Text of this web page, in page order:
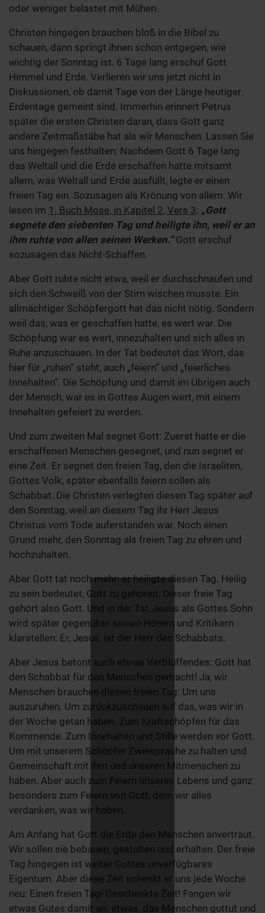
oder weniger belastet mit Mühen.
Christen hingegen brauchen bloß in die Bibel zu
schauen, dann springt ihnen schon entgegen, wie
wichtig der Sonntag ist. 6 Tage lang erschuf Gott
Himmel und Erde. Verlieren wir uns jetzt nicht in
Diskussionen, ob damit Tage von der Länge heutiger
Erdentage gemeint sind. Immerhin erinnert Petrus
später die ersten Christen daran, dass Gott ganz
andere Zeitmaßstäbe hat als wir Menschen. Lassen Sie
uns hingegen festhalten: Nachdem Gott 6 Tage lang
das Weltall und die Erde erschaffen hatte mitsamt
allem, was Weltall und Erde ausfüllt, legte er einen
freien Tag ein. Sozusagen als Krönung von allem. Wir
lesen im 1. Buch Mose, in Kapitel 2, Vers 3: „Gott
segnete den siebenten Tag und heiligte ihn, weil er an
ihm ruhte von allen seinen Werken.“Gott erschuf
sozusagen das Nicht-Schaffen.
Aber Gott ruhte nicht etwa, weil er durchschnaufen und
sich den Schweiß von der Stirn wischen musste. Ein
allmächtiger Schöpfergott hat das nicht nötig. Sondern
weil das, was er geschaffen hatte, es wert war. Die
Schöpfung war es wert, innezuhalten und sich alles in
Ruhe anzuschauen. In der Tat bedeutet das Wort, das
hier für „ruhen“ steht, auch „feiern“ und „feierliches
Innehalten“. Die Schöpfung und damit im Übrigen auch
der Mensch, war es in Gottes Augen wert, mit einem
Innehalten gefeiert zu werden.
Und zum zweiten Mal segnet Gott: Zuerst hatte er die
erschaffenen Menschen gesegnet, und nun segnet er
eine Zeit. Er segnet den freien Tag, den die Israeliten,
Gottes Volk, später ebenfalls feiern sollen als
Schabbat. Die Christen verlegten diesen Tag später auf
den Sonntag, weil an diesem Tag ihr Herr Jesus
Christus vom Tode auferstanden war. Noch einen
Grund mehr, den Sonntag als freien Tag zu ehren und
hochzuhalten.
Aber Gott tat noch mehr: er heiligte diesen Tag. Heilig
zu sein bedeutet, Gott zu gehören. Dieser freie Tag
gehört also Gott. Und in der Tat, Jesus als Gottes Sohn
wird später gegenüber seinen Hörern und Kritikern
klarstellen: Er, Jesus, ist der Herr des Schabbats.
Aber Jesus betont auch etwas Verblüffendes: Gott hat
den Schabbat für den Menschen gemacht! Ja, wir
Menschen brauchen diesen freien Tag: Um uns
auszuruhen. Um zurückzuschauen auf das, was wir in
der Woche getan haben. Zum Kraftschöpfen für das
Kommende. Zum Innehalten und Stille werden vor Gott.
Um mit unserem Schöpfer Zwiesprache zu halten und
Gemeinschaft mit ihm und unseren Mitmenschen zu
haben. Aber auch zum Feiern unseres Lebens und ganz
besonders zum Feiern von Gott, dem wir alles
verdanken, was wir haben.
Am Anfang hat Gott die Erde den Menschen anvertraut.
Wir sollen sie bebauen, gestalten und erhalten. Der freie
Tag hingegen ist weiter Gottes unverfügbares
Eigentum. Aber diese Zeit schenkt er uns jede Woche
neu: Einen freien Tag! Geschenkte Zeit! Fangen wir
etwas Gutes damit an; etwas, das Menschen guttut und